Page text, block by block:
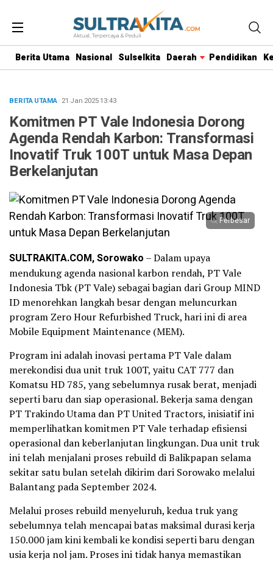
Berita Utama Nasional Sulselkita Daerah Pendidikan
BERITA UTAMA· 21 Jan 202513:43
Komitmen PT Vale Indonesia Dorong
Agenda Rendah Karbon: Transformasi
Inovatif Truk 100T untuk Masa Depan
Berkelanjutan
Perbesar
SULTRAKITA.COM, Sorowako – Dalam upaya
mendukung agenda nasional karbon rendah, PT Vale
Indonesia Tbk (PT Vale) sebagai bagian dari Group MIND
ID menorehkan langkah besar dengan meluncurkan
program Zero Hour Refurbished Truck, hari ini di area
Mobile Equipment Maintenance (MEM).
Program ini adalah inovasi pertama PT Vale dalam
merekondisi dua unit truk 100T, yaitu CAT 777 dan
Komatsu HD 785, yang sebelumnya rusak berat, menjadi
seperti baru dan siap operasional. Bekerja sama dengan
PT Trakindo Utama dan PT United Tractors, inisiatif ini
memperlihatkan komitmen PT Vale terhadap efisiensi
operasional dan keberlanjutan lingkungan. Dua unit truk
ini telah menjalani proses rebuild di Balikpapan selama
sekitar satu bulan setelah dikirim dari Sorowako melalui
Balantang pada September 2024.
Melalui proses rebuild menyeluruh, kedua truk yang
sebelumnya telah mencapai batas maksimal durasi kerja
150.000 jam kini kembali ke kondisi seperti baru dengan
usia kerja nol jam. Proses ini tidak hanya memastikan